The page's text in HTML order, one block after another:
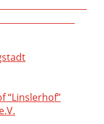
“Linslerhof”